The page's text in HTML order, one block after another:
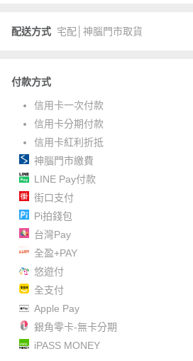
配送方式 宅配│神腦門市取貨
付款方式
信用卡一次付款
信用卡分期付款
信用卡紅利折抵
神腦門市繳費
LINE Pay付款
街口支付
Pi拍錢包
台灣Pay
全盈+PAY
悠遊付
全支付
Apple Pay
銀角零卡-無卡分期
iPASS MONEY